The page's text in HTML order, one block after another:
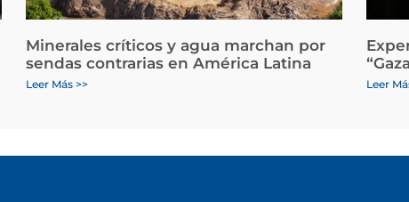
Minerales críticos y agua marchan por
sendas contrarias en América Latina
Leer Más >> Leer